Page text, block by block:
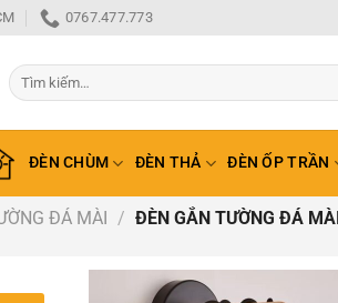
0767.477.773
Tìm
kiếm:
ĐÈN CHÙM ĐÈN THẢ ĐÈN ỐP TRẦN
ĐÁ MÀI / ĐÈN GẮN TƯỜNG ĐÁ